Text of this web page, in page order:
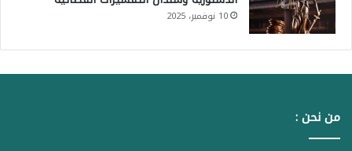
10 نوفمبر، 2025
من نحن :